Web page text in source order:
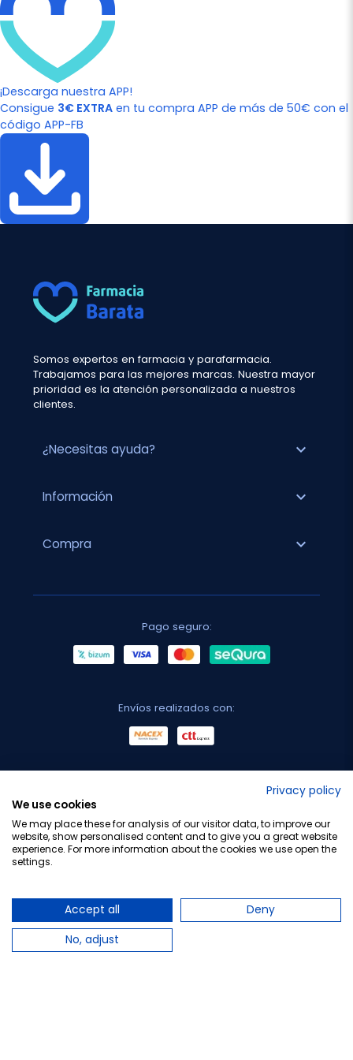
¡Descarga nuestra APP!
Consigue 3€ EXTRA en tu compra APP de más de 50€ con el
código APP-FB
Somos expertos en farmacia y parafarmacia.
Trabajamos para las mejores marcas. Nuestra mayor
prioridad es la atención personalizada a nuestros
clientes.
¿Necesitas ayuda? expand_more
Información expand_more
Compra expand_more
Pago seguro:
Envíos realizados con:
Privacy policy
We use cookies
We may place these for analysis of our visitor data, to improve our
website, show personalised content and to give you a great website
experience. For more information about the cookies we use open the
settings.
Accept all
Deny
No, adjust